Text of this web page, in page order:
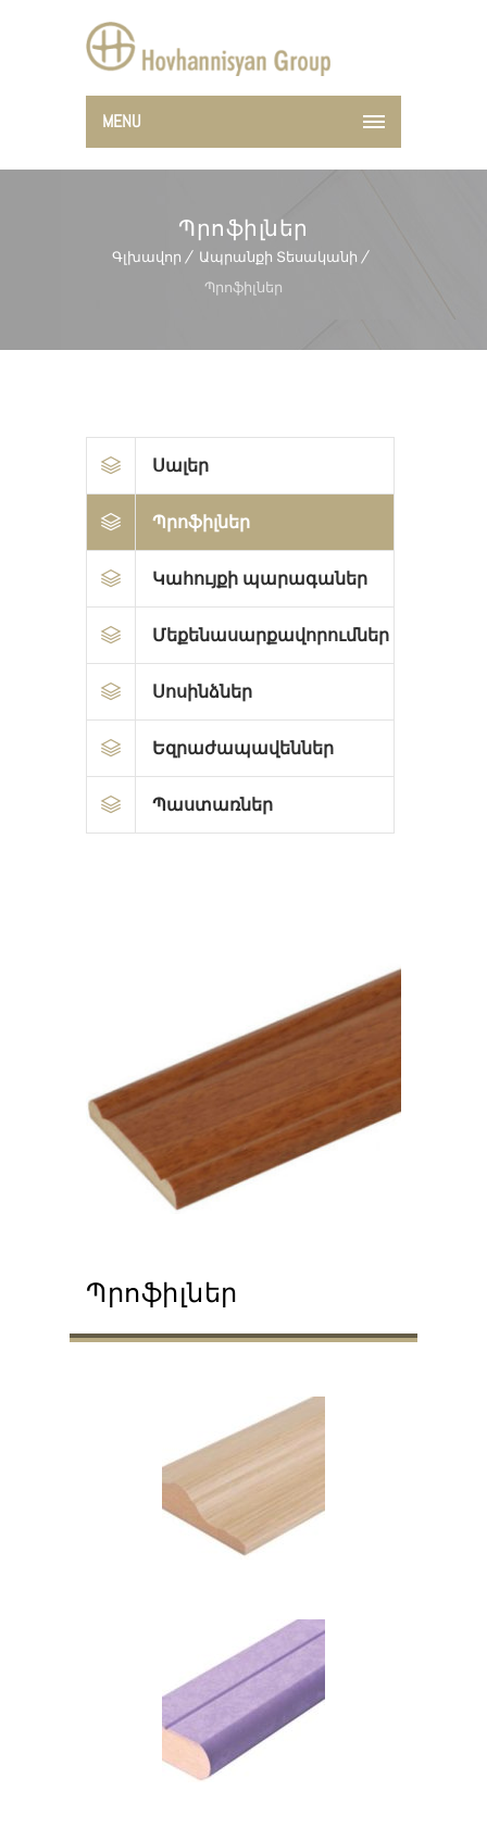
MENU
Պրոֆիլներ
Գլխավոր
Ապրանքի Տեսականի
Պրոֆիլներ
Սալեր
Պրոֆիլներ
Կահույքի պարագաներ
Մեքենասարքավորումներ
Սոսինձներ
Եզրաժապավեններ
Պաստառներ
Պրոֆիլներ